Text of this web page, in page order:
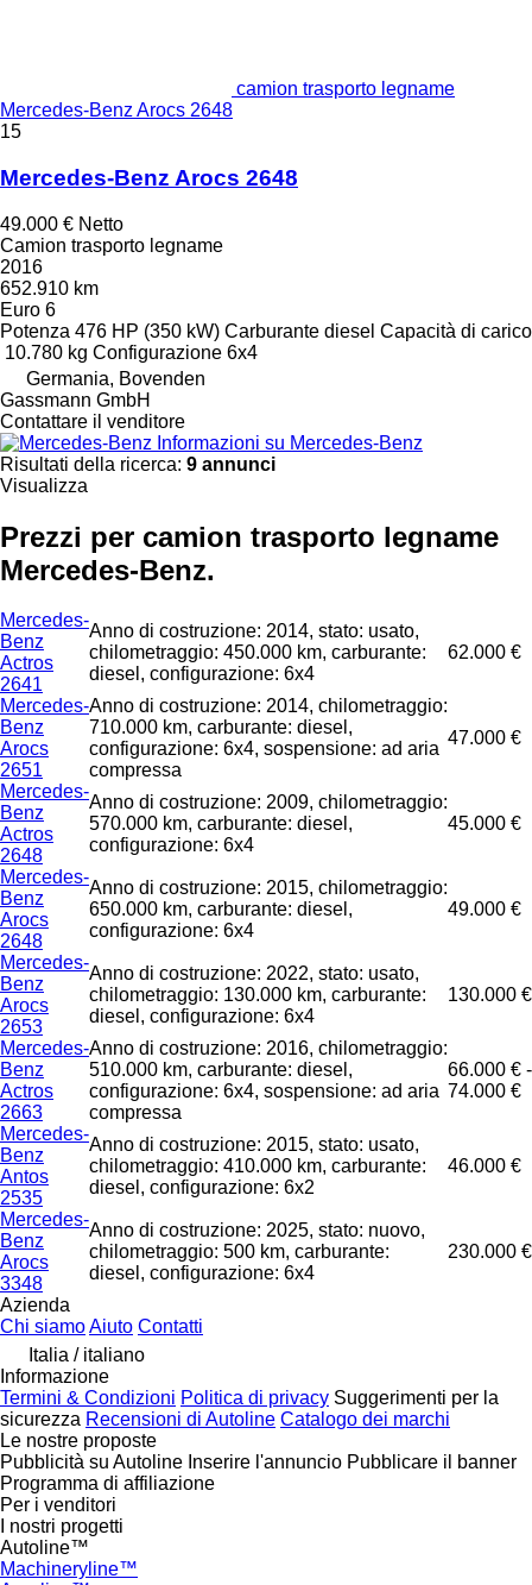
camion trasporto legname
Mercedes-Benz Arocs 2648
15
Mercedes-Benz Arocs 2648
49.000 € Netto
Camion trasporto legname
2016
652.910 km
Euro 6
Potenza 476 HP (350 kW) Carburante diesel Capacità di carico
10.780 kg Configurazione 6x4
Germania, Bovenden
Gassmann GmbH
Contattare il venditore
Informazioni su Mercedes-Benz
Risultati della ricerca: 9 annunci
Visualizza
Prezzi per camion trasporto legname
Mercedes-Benz.
Mercedes-
Benz
Actros
2641
Anno di costruzione: 2014, stato: usato,
chilometraggio: 450.000 km, carburante:
diesel, configurazione: 6x4
62.000 €
Mercedes-
Benz
Arocs
2651
Anno di costruzione: 2014, chilometraggio:
710.000 km, carburante: diesel,
configurazione: 6x4, sospensione: ad aria
compressa
47.000 €
Mercedes-
Benz
Actros
2648
Anno di costruzione: 2009, chilometraggio:
570.000 km, carburante: diesel,
configurazione: 6x4
45.000 €
Mercedes-
Benz
Arocs
2648
Anno di costruzione: 2015, chilometraggio:
650.000 km, carburante: diesel,
configurazione: 6x4
49.000 €
Mercedes-
Benz
Arocs
2653
Anno di costruzione: 2022, stato: usato,
chilometraggio: 130.000 km, carburante:
diesel, configurazione: 6x4
130.000 €
Mercedes-
Benz
Actros
2663
Anno di costruzione: 2016, chilometraggio:
510.000 km, carburante: diesel,
configurazione: 6x4, sospensione: ad aria
compressa
66.000 € -
74.000 €
Mercedes-
Benz
Antos
2535
Anno di costruzione: 2015, stato: usato,
chilometraggio: 410.000 km, carburante:
diesel, configurazione: 6x2
46.000 €
Mercedes-
Benz
Arocs
3348
Anno di costruzione: 2025, stato: nuovo,
chilometraggio: 500 km, carburante:
diesel, configurazione: 6x4
230.000 €
Azienda
Chi siamoAiuto Contatti
Italia / italiano
Informazione
Termini & Condizioni Politica di privacy Suggerimenti per la
sicurezza Recensioni di Autoline Catalogo dei marchi
Le nostre proposte
Pubblicità su Autoline Inserire l'annuncio Pubblicare il banner
Programma di affiliazione
Per i venditori
I nostri progetti
Autoline™
Machineryline™